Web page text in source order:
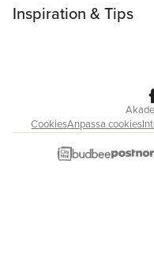
Inspiration & Tips
CookiesAnpassa cookies